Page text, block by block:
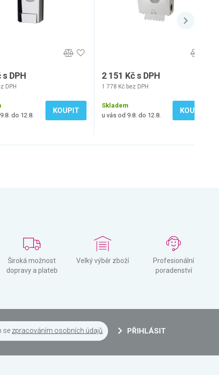
s DPH
DPH
do 12.8.
KOUPIT
2 151 Kč s DPH
1 778 Kč bez DPH
Skladem
u vás od 9.8. do 12.8.
KOUPIT
Široká možnost
dopravy a plateb
Velký výběr zboží
Profesionální
poradenství
se zpracováním osobních údajů PŘIHLÁSIT